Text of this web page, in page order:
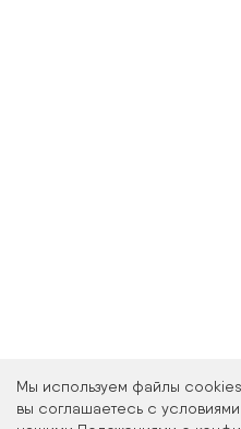
Мы используем файлы
вы соглашаетесь с